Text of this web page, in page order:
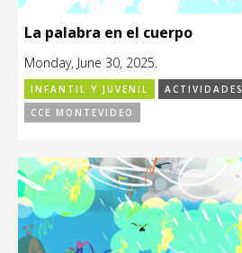
La palabra en el cuerpo
Monday, June 30, 2025.
INFANTIL Y JUVENIL
ACTIVIDADES
CCE MONTEVIDEO